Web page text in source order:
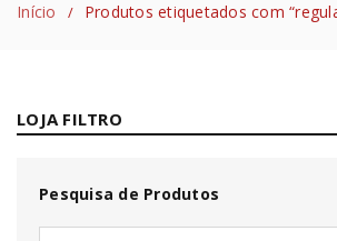
Início / Produtos etiquetados com
LOJA FILTRO
Pesquisa de Produtos